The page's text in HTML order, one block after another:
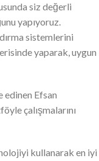
siz değerli
yapıyoruz.
sistemlerini
yaparak, uygun
Efsan
çalışmalarını
kullanarak en iyi